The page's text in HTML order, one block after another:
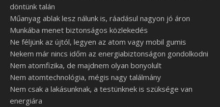
döntünk talán
Műanyag ablak lesz nálunk is, ráadásul nagyon jó áron
Munkába menet biztonságos közlekedés
Ne féljünk az újtól, legyen az atom vagy mobil gumis
Nekem már nincs időm az energiabiztonságon gondolkodni
Nem atomfizika, de majdnem olyan bonyolult
Nem atomtechnológia, mégis nagy találmány
Nem csak a lakásunknak, a testünknek is szüksége van
energiára